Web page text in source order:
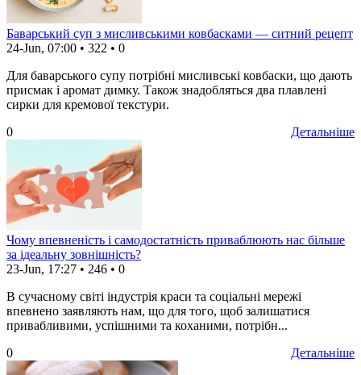
Баварський суп з мисливськими ковбасками — ситний рецепт
24-Jun, 07:00 • 322 • 0
Для баварського супу потрібні мисливські ковбаски, що дають
присмак і аромат димку. Також знадобляться два плавлені
сирки для кремової текстури.
Детальніше
0
Чому впевненість і самодостатність приваблюють нас більше
за ідеальну зовнішність?
23-Jun, 17:27 • 246 • 0
В сучасному світі індустрія краси та соціальні мережі
впевнено заявляють нам, що для того, щоб залишатися
привабливими, успішними та коханими, потрібн...
Детальніше
0